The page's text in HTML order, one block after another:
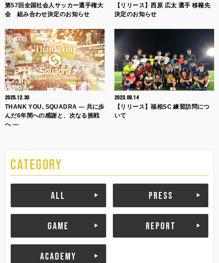
第57回全国社会人サッカー選手権大
会 組み合わせ決定のお知らせ
【リリース】西原 広太 選手 移籍先
決定のお知らせ
2025.12.30
THANK YOU, SQUADRA ― 共に歩
んだ6年間への感謝と、次なる挑戦
へ ―
2023.09.14
【リリース】福相SC 練習訪問につ
いて
CATEGORY
ALL PRESS
GAME REPORT
ACADEMY